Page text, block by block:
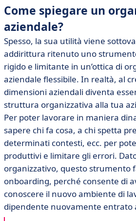
Come spiegare un
aziendale?
Spesso, la sua utilità viene
addirittura ritenuto uno
rigido e limitante in un’ottica di
aziendale flessibile. In realtà, al
dimensioni aziendali diventa
struttura organizzativa alla tua
Per poter lavorare in maniera
sapere chi fa cosa, a chi spetta
determinati contesti, ecc. per
produttivi e limitare gli errori.
organizzativo, questo strumento
onboarding, perché consente di
conoscere il nuovo ambiente di
dipendente nuovamente entrato